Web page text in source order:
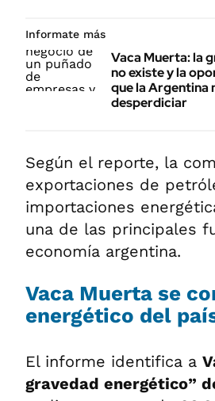
Informate más
Vaca Muerta: la
no existe y la
que la Argentina
desperdiciar
Según el reporte, la
exportaciones de
importaciones
una de las principales
economía argentina.
Vaca Muerta se
energético del
El informe identifica a
gravedad energético”